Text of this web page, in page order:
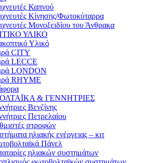
Καπνού
Κίνησης/Φωτοκύταρρα
Μονοξειδίου του Άνθρακα
ΥΛΙΚΟ
Υλικό
CITY
LECCE
LONDON
RHYME
& ΓΕΝΝΗΤΡΙΕΣ
Βενζίνης
Πετρελαίου
στροφών
ηλιακής ενέργειας – κιτ
Πάνελ
ηλιακών συστημάτων